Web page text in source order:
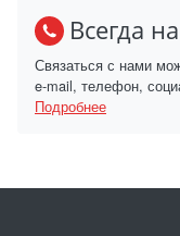
Всегда
Связаться с нами
e-mail, телефон,
Подробнее